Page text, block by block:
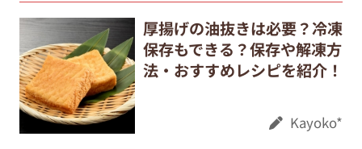
厚揚げの油抜きは必要？冷凍
保存もできる？保存や解凍方
法・おすすめレシピを紹介！
Kayoko*